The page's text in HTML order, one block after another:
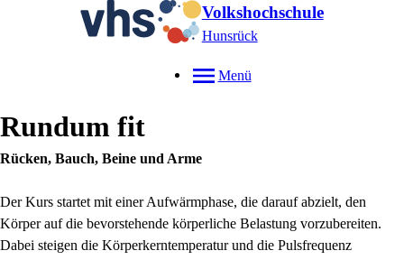
Volkshochschule
Hunsrück
Menü
Rundum fit
Rücken, Bauch, Beine und Arme
Der Kurs startet mit einer Aufwärmphase, die darauf abzielt, den
Körper auf die bevorstehende körperliche Belastung vorzubereiten.
Dabei steigen die Körperkerntemperatur und die Pulsfrequenz